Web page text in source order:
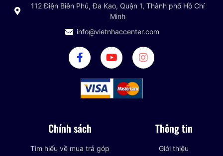
112 Điện Biên Phủ, Đa Kao, Quận 1, Thành phố Hồ Chí
Minh
info@vietnhaccenter.com
Chính sách
Tìm hiểu về mua trả góp
Thông tin
Giới thiệu